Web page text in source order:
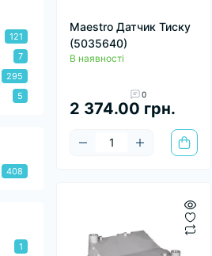
121
7
295
5
408
1
Maestro Датчик Тиску
(5035640)
В наявності
0
2 374.00 грн.